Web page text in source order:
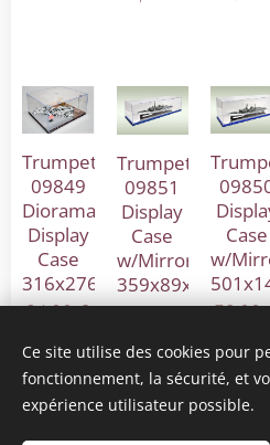
Trumpeter
09849
Diorama
Display
Case
316x276x136mm
24,00€
Trumpeter
09851
Display
Case
w/Mirror
359x89x89mm
20,00€
Case
w/
38,00
Ce site utilise des cookies pour
fonctionnement, la sécurité, et
expérience utilisateur possible.